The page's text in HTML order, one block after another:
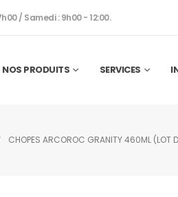
/ Samedi : 9h00 - 12:00.
NOS PRODUITS SERVICES
CHOPES ARCOROC GRANITY 460ML (LOT